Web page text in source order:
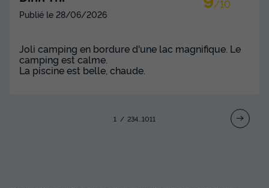
MOBILHOME 8 personnes - Premium | 3 Ch. | 6/8 Pers. |
Terrasse surélevée
Meilleur prix pour 7 nuits
Modifier les dates
/10
Publié le 28/06/2026
Joli camping en bordure d'une lac magnifique. Le
camping est calme.
La piscine est belle, chaude.
1 234... 1011